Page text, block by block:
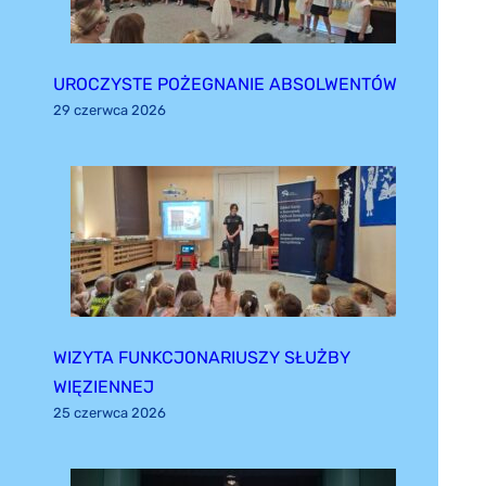
UROCZYSTE POŻEGNANIE ABSOLWENTÓW
29 czerwca 2026
WIZYTA FUNKCJONARIUSZY SŁUŻBY
WIĘZIENNEJ
25 czerwca 2026